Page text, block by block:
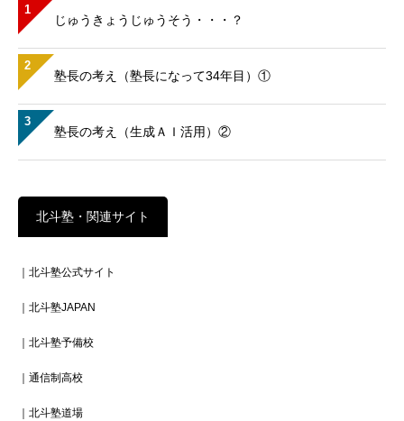
1
じゅうきょうじゅうそう・・・？
2
塾長の考え（塾長になって34年目）①
3
塾長の考え（生成ＡＩ活用）②
北斗塾・関連サイト
｜北斗塾公式サイト
｜北斗塾JAPAN
｜北斗塾予備校
｜通信制高校
｜北斗塾道場